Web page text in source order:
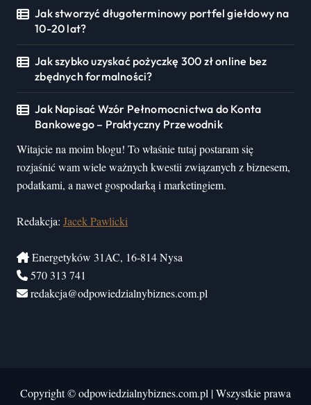
Jak stworzyć długoterminowy portfel giełdowy na
10-20 lat?
Jak szybko uzyskać pożyczkę 300 zł online bez
zbędnych formalności?
Jak Napisać Wzór Pełnomocnictwa do Konta
Bankowego – Praktyczny Przewodnik
Witajcie na moim blogu! To właśnie tutaj postaram się
rozjaśnić wam wiele ważnych kwestii związanych z biznesem,
podatkami, a nawet gospodarką i marketingiem.
Redakcja: Jacek Pawlicki
Energetyków 31AC, 16-814 Nysa
570 313 741
redakcja@odpowiedzialnybiznes.com.pl
Copyright © odpowiedzialnybiznes.com.pl |Wszystkie prawa